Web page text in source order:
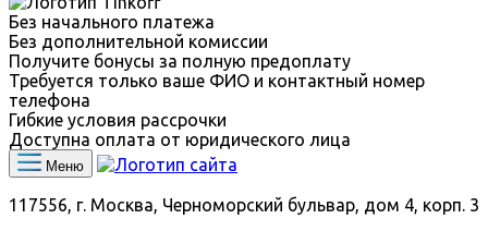
Без начального платежа
Без дополнительной комиссии
Получите бонусы за полную предоплату
Требуется только ваше ФИО и контактный номер
телефона
Гибкие условия рассрочки
Доступна оплата от юридического лица
Меню
117556, г. Москва, Черноморский бульвар, дом 4, корп. 3